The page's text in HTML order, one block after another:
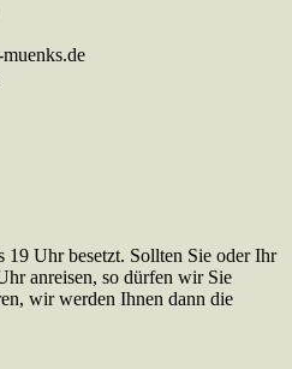
muenks.de
19 Uhr besetzt. Sollten Sie oder Ihr
anreisen, so dürfen wir Sie
wir werden Ihnen dann die